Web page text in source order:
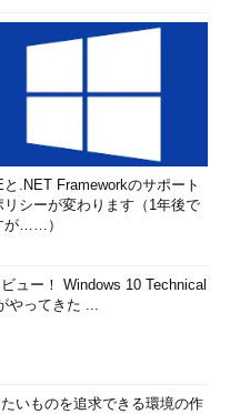
と.NET Frameworkのサポート
リシーが変わります（1年後で
が……）
ュー！ Windows 10 Technical
やってきた ...
たいものを追求できる環境の作